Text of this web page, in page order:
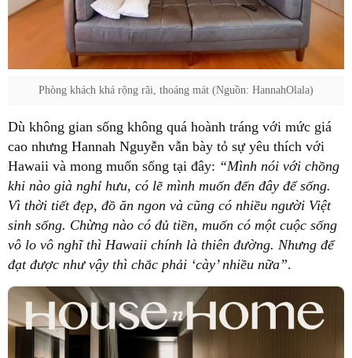
Phòng khách khá rộng rãi, thoáng mát (Nguồn: HannahOlala)
Dù không gian sống không quá hoành tráng với mức giá
cao nhưng Hannah Nguyễn vẫn bày tỏ sự yêu thích với
Hawaii và mong muốn sống tại đây: “Mình nói với chồng
khi nào già nghỉ hưu, có lẽ mình muốn đến đây để sống.
Vì thời tiết đẹp, đồ ăn ngon và cũng có nhiều người Việt
sinh sống. Chừng nào có đủ tiền, muốn có một cuộc sống
vô lo vô nghĩ thì Hawaii chính là thiên đường. Nhưng để
đạt được như vậy thì chắc phải ‘cày’ nhiều nữa”.